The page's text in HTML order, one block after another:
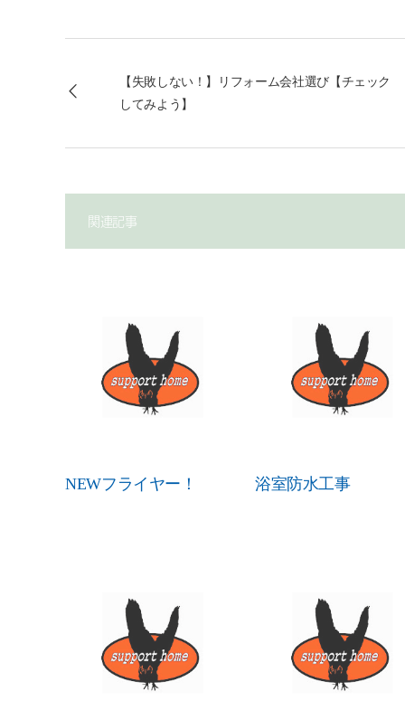
【失敗しない！】リフォーム会社選び【チェック
してみよう】
関連記事
NEWフライヤー！ 浴室防水工事